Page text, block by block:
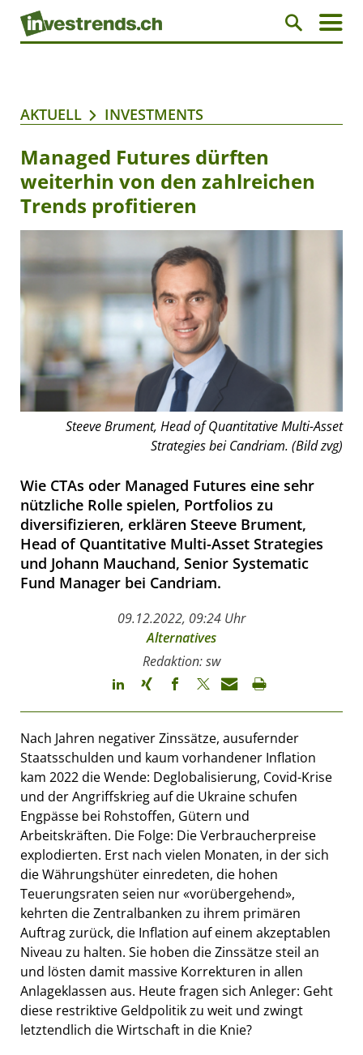
AKTUELL INVESTMENTS
Managed Futures dürften
weiterhin von den zahlreichen
Trends profitieren
Steeve Brument, Head of Quantitative Multi-Asset
Strategies bei Candriam. (Bild zvg)
Wie CTAs oder Managed Futures eine sehr
nützliche Rolle spielen, Portfolios zu
diversifizieren, erklären Steeve Brument,
Head of Quantitative Multi-Asset Strategies
und Johann Mauchand, Senior Systematic
Fund Manager bei Candriam.
09.12.2022, 09:24 Uhr
Alternatives
Redaktion: sw
Nach Jahren negativer Zinssätze, ausufernder
Staatsschulden und kaum vorhandener Inflation
kam 2022 die Wende: Deglobalisierung, Covid-Krise
und der Angriffskrieg auf die Ukraine schufen
Engpässe bei Rohstoffen, Gütern und
Arbeitskräften. Die Folge: Die Verbraucherpreise
explodierten. Erst nach vielen Monaten, in der sich
die Währungshüter einredeten, die hohen
Teuerungsraten seien nur «vorübergehend»,
kehrten die Zentralbanken zu ihrem primären
Auftrag zurück, die Inflation auf einem akzeptablen
Niveau zu halten. Sie hoben die Zinssätze steil an
und lösten damit massive Korrekturen in allen
Anlageklassen aus. Heute fragen sich Anleger: Geht
diese restriktive Geldpolitik zu weit und zwingt
letztendlich die Wirtschaft in die Knie?